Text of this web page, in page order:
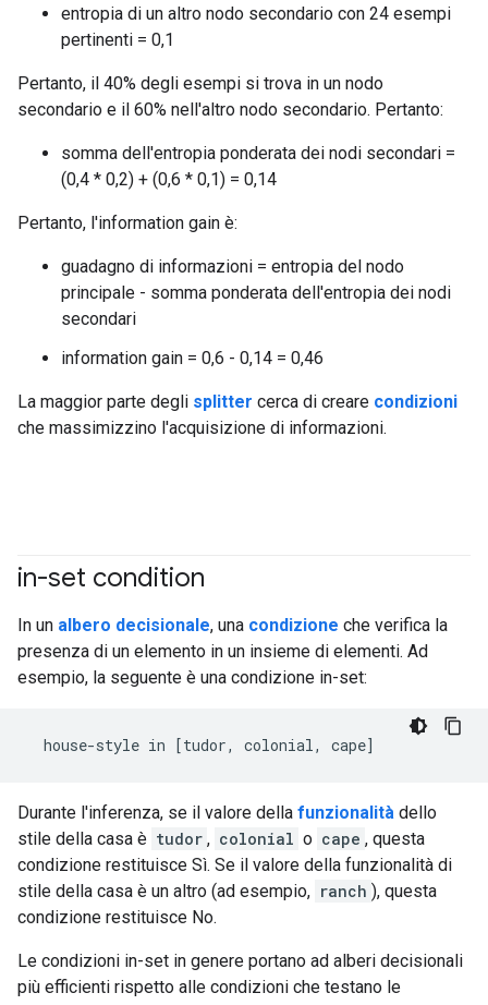
entropia di un altro nodo secondario con 24 esempi
pertinenti = 0,1
Pertanto, il 40% degli esempi si trova in un nodo
secondario e il 60% nell'altro nodo secondario. Pertanto:
somma dell'entropia ponderata dei nodi secondari =
(0,4 * 0,2) + (0,6 * 0,1) = 0,14
Pertanto, l'information gain è:
guadagno di informazioni = entropia del nodo
principale - somma ponderata dell'entropia dei nodi
secondari
information gain = 0,6 - 0,14 = 0,46
La maggior parte degli splitter cerca di creare condizioni
che massimizzino l'acquisizione di informazioni.
in-set condition
In un albero decisionale, una condizione che verifica la
presenza di un elemento in un insieme di elementi. Ad
esempio, la seguente è una condizione in-set:
Durante l'inferenza, se il valore della funzionalità dello
stile della casa è tudor , colonial o cape , questa
condizione restituisce Sì. Se il valore della funzionalità di
stile della casa è un altro (ad esempio, ranch ), questa
condizione restituisce No.
Le condizioni in-set in genere portano ad alberi decisionali
più efficienti rispetto alle condizioni che testano le